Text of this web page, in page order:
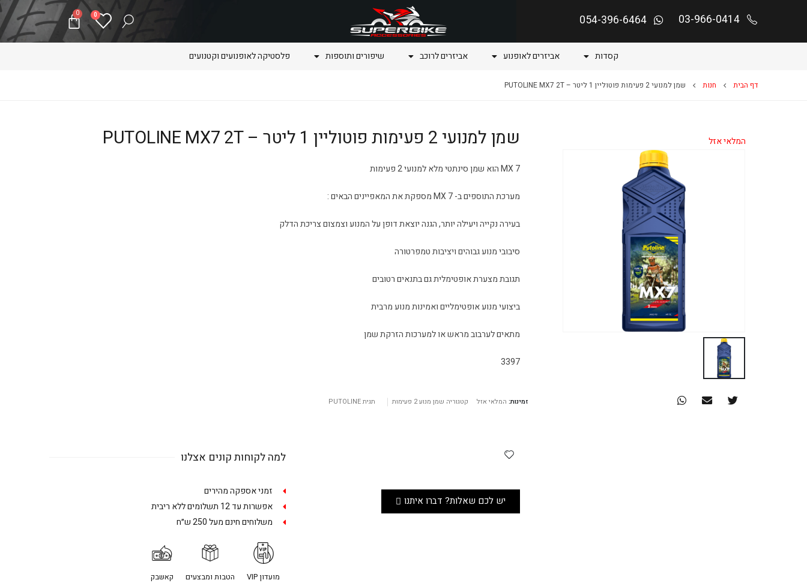
03-966-0414
054-396-6464
0
0
קסדות אביזרים לאופנוע אביזרים לרוכב שיפורים ותוספות פלסטיקה לאופנועים וקטנועים
דף הבית חנות שמן למנועי 2 פעימות פוטוליין 1 ליטר – PUTOLINE MX7 2T
המלאי אזל שמן למנועי 2 פעימות פוטוליין 1 ליטר – PUTOLINE MX7 2T
MX 7 הוא שמן סינתטי מלא למנועי 2 פעימות
מערכת התוספים ב- MX 7 מספקת את המאפיינים הבאים :
בעירה נקייה ויעילה יותר, הגנה יוצאת דופן על המנוע וצמצום צריכת הדלק
סיבובי מנוע גבוהים ויציבות טמפרטורה
תגובת מצערת אופטימלית גם בתנאים רטובים
ביצועי מנוע אופטימליים ואמינות מנוע מרבית
מתאים לערבוב מראש או למערכות הזרקת שמן
3397
זמינות: המלאי אזל קטגוריה שמן מנוע 2 פעימות תגיתPUTOLINE
יש לכם שאלות? דברו איתנו
למה לקוחות קונים אצלנו
זמני אספקה מהירים
אפשרות עד 12 תשלומים ללא ריבית
משלוחים חינם מעל 250 ש״ח
מועדון VIP הטבות ומבצעים קאשבק